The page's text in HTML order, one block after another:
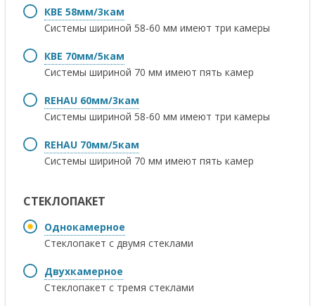
КВЕ 58мм/3кам
Системы шириной 58-60 мм имеют три камеры
КВЕ 70мм/5кам
Системы шириной 70 мм имеют пять камер
REHAU 60мм/3кам
Системы шириной 58-60 мм имеют три камеры
REHAU 70мм/5кам
Системы шириной 70 мм имеют пять камер
СТЕКЛОПАКЕТ
Однокамерное
Стеклопакет с двумя стеклами
Двухкамерное
Стеклопакет с тремя стеклами